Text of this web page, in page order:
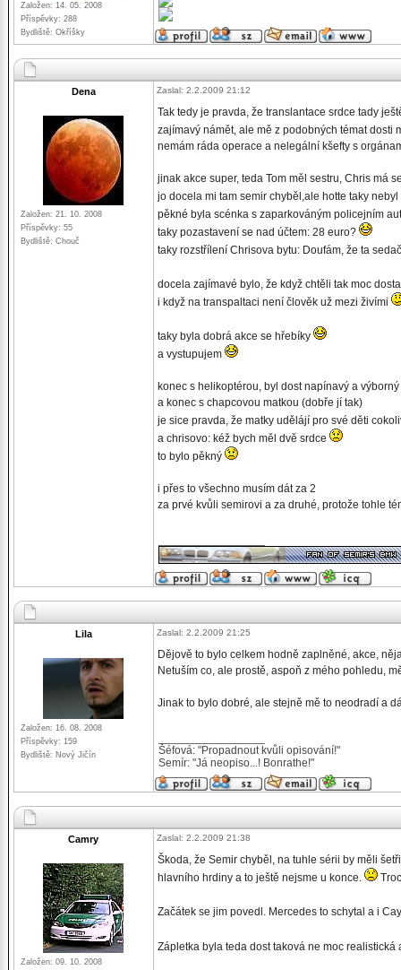
Založen: 14. 05. 2008
Příspěvky: 288
Bydliště: Okříšky
Dena
Založen: 21. 10. 2008
Příspěvky: 55
Bydliště: Chouč
Zaslal: 2.2.2009 21:12
Tak tedy je pravda, že translantace srdce tady
zajímavý námět, ale mě z podobných témat dosti
nemám ráda operace a nelegální kšefty s
jinak akce super, teda Tom měl sestru, Chris má
jo docela mi tam semir chyběl,ale hotte taky
pěkné byla scénka s zaparkováným policejním
taky pozastavení se nad účtem: 28 euro?
taky rozstřílení Chrisova bytu: Doufám, že ta
docela zajímavé bylo, že když chtěli tak moc
i když na transpaltaci není člověk už mezi živími
taky byla dobrá akce se hřebíky
a vystupujem
konec s helikoptérou, byl dost napínavý a výborný
a konec s chapcovou matkou (dobře jí tak)
je sice pravda, že matky udělájí pro své děti
a chrisovo: kéž bych měl dvě srdce
to bylo pěkný
i přes to všechno musím dát za 2
za prvé kvůli semirovi a za druhé, protože tohle
Lila
Založen: 16. 08. 2008
Příspěvky: 159
Bydliště: Nový Jičín
Zaslal: 2.2.2009 21:25
Dějově to bylo celkem hodně zaplněné, akce,
Netuším co, ale prostě, aspoň z mého pohledu,
Jinak to bylo dobré, ale stejně mě to neodradí a
Šéfová: "Propadnout kvůli opisování!"
Semír: "Já neopiso...! Bonrathe!"
Camry
Založen: 09. 10. 2008
Zaslal: 2.2.2009 21:38
Škoda, že Semir chyběl, na tuhle sérii by měli
hlavního hrdiny a to ještě nejsme u konce.
Začátek se jim povedl. Mercedes to schytal a i
Zápletka byla teda dost taková ne moc realistická